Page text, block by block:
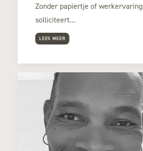
Zonder papiertje of werkervaring
solliciteert…
LEES MEER